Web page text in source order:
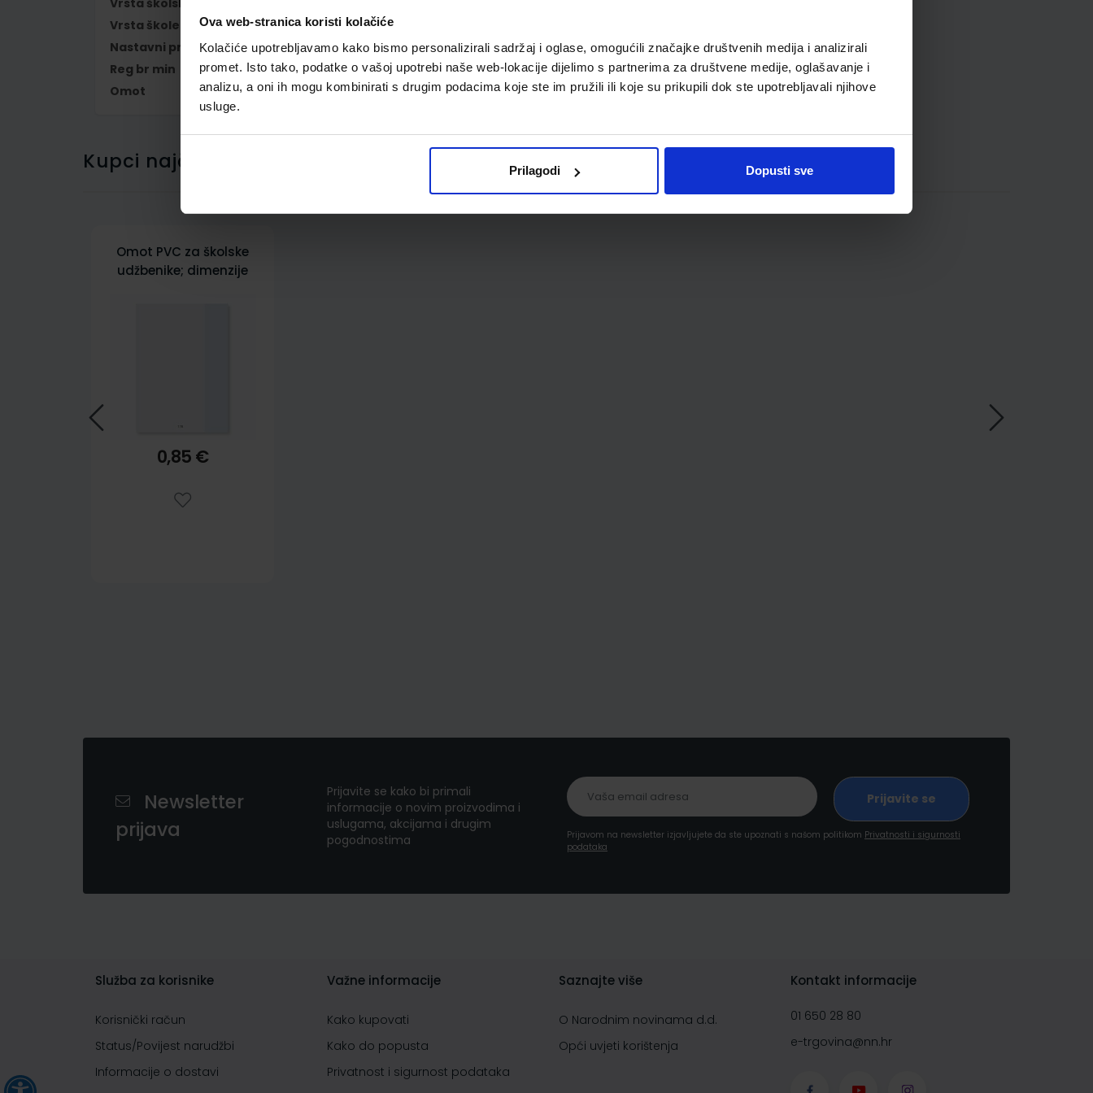
Ova web-stranica koristi kolačiće
Kolačiće upotrebljavamo kako bismo personalizirali sadržaj i oglase, omogućili značajke društvenih medija i analizirali
promet. Isto tako, podatke o vašoj upotrebi naše web-lokacije dijelimo s partnerima za društvene medije, oglašavanje i
analizu, a oni ih mogu kombinirati s drugim podacima koje ste im pružili ili koje su prikupili dok ste upotrebljavali njihove
usluge.
Prilagodi Dopusti sve
Vrsta školske knjige
Vrsta škole
1 OSNOVNA
Nastavni predmet
ENGLESKI JEZIK
Reg br min
6783-DOM
Omot
500178
Kupci najčešće biraju..
Omot PVC za školske
udžbenike; dimenzije
0,85 €
Newsletter
prijava
Prijavite se kako bi primali
informacije o novim proizvodima i
uslugama, akcijama i drugim
pogodnostima
Prijavom na newsletter izjavljujete da ste upoznati s našom politikom Privatnosti i sigurnosti
podataka
Služba za korisnike
Korisnički račun
Status/Povijest narudžbi
Informacije o dostavi
Važne informacije
Kako kupovati
Kako do popusta
Privatnost i sigurnost podataka
Saznajte više
O Narodnim novinama d.d.
Opći uvjeti korištenja
Kontakt informacije
01 650 28 80
e-trgovina@nn.hr